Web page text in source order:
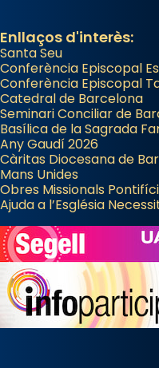
Enllaços d'interès:
Santa Seu
Conferència Episcopal
Conferència Episcopal
Catedral de Barcelona
Seminari Conciliar de
Basílica de la Sagrada
Any Gaudí 2026
Càritas Diocesana de
Mans Unides
Obres Missionals
Ajuda a l’Església